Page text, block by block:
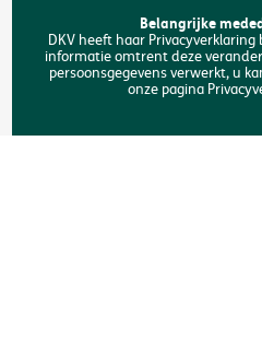
Zoeken
Belangrijke
DKV heeft haar
informatie omtrent deze
persoonsgegevens verwerkt, u
onze pagina